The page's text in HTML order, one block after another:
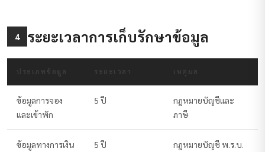
4 ระยะเวลาการเก็บรักษาข้อมูล
ประเภทข้อมูล ระยะเวลา เหตุผล
ข้อมูลการจอง
และเข้าพัก
5 ปี
กฎหมายบัญชีและ
ภาษี
ข้อมูลทางการเงิน 5 ปี
กฎหมายบัญชี พ.ร.บ.